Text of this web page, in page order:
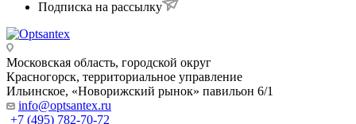
Подписка на рассылку
Московская область, городской округ
Красногорск, территориальное управление
Ильинское, «Новорижский рынок» павильон 6/1
info@optsantex.ru
+7 (495) 782-70-72